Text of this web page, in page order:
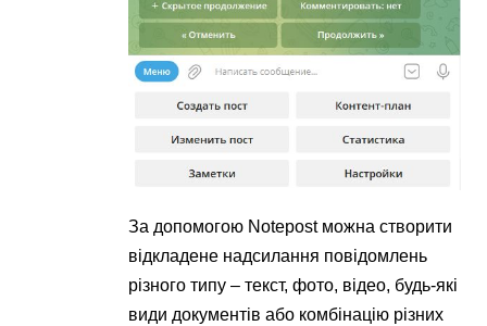
За допомогою Notepost можна створити
відкладене надсилання повідомлень
різного типу – текст, фото, відео, будь-які
види документів або комбінацію різних